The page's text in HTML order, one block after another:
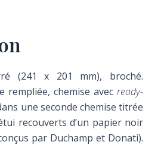
(241 x 201 mm), broché.
rempliée, chemise avec ready-
une seconde chemise titrée
recouverts d’un papier noir
par Duchamp et Donati).